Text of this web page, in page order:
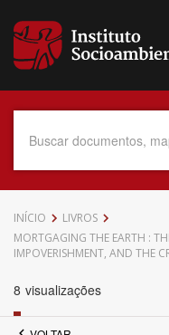
para
conteúdo
Data do Documento
INÍCIO
LIVROS
MORTGAGING THE EARTH :
IMPOVERISHMENT, AND THE
8 visualizações